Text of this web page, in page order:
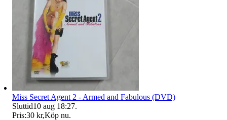
Miss Secret Agent 2 - Armed and Fabulous (DVD)
Sluttid10 aug 18:27.
Pris:30 kr,Köp nu.